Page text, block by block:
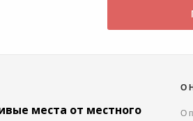
места от местного
О
О